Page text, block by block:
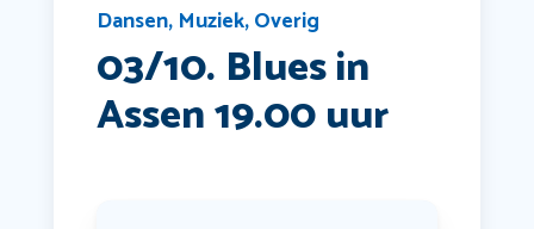
Dansen, Muziek,Overig
03/10. Blues in
Assen 19.00 uur